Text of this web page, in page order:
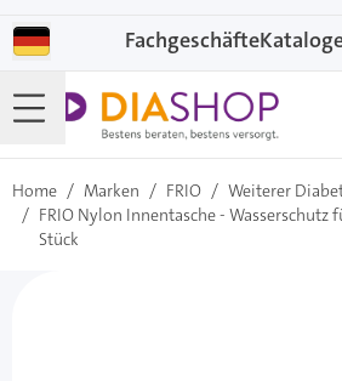
Fachgeschäfte
Home / Marken / FRIO / Weiterer
/ FRIO Nylon Innentasche - Wasserschutz
Stück